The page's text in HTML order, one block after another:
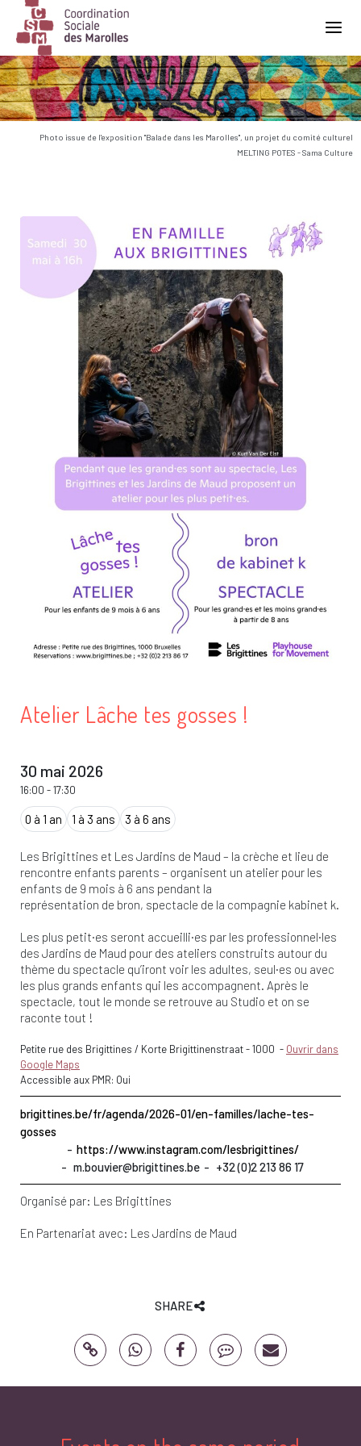
Main Navigation
Photo issue de l'exposition "Balade dans les Marolles", un projet du comité culturel
MELTING POTES - Sama Culture
Atelier Lâche tes gosses !
30 mai 2026
16:00 -17:30
0 à 1 an 1 à 3 ans 3 à 6 ans
Les Brigittines et Les Jardins de Maud – la crèche et lieu de
rencontre enfants parents – organisent un atelier pour les
enfants de 9 mois à 6 ans pendant la
représentation de bron, spectacle de la compagnie kabinet k.
Les plus petit·es seront accueilli·es par les professionnel·les
des Jardins de Maud pour des ateliers construits autour du
thème du spectacle qu’iront voir les adultes, seul·es ou avec
les plus grands enfants qui les accompagnent. Après le
spectacle, tout le monde se retrouve au Studio et on se
raconte tout !
Petite rue des Brigittines / Korte Brigittinenstraat-1000 - Ouvrir dans
Google Maps
Accessible aux PMR: Oui
brigittines.be/fr/agenda/2026-01/en-familles/lache-tes-
gosses
https://www.instagram.com/lesbrigittines/
m.bouvier@brigittines.be
+32 (0)2 213 86 17
Organisé par: Les Brigittines
En Partenariat avec: Les Jardins de Maud
SHARE